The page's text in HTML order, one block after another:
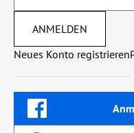
ANMELDEN
Neues Konto registrieren